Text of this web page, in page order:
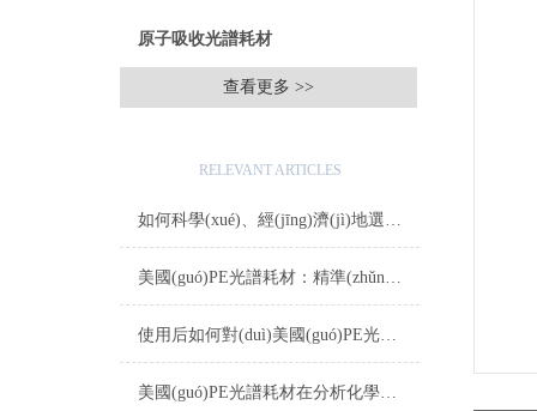
原子吸收光譜耗材
查看更多 >>
RELEVANT ARTICLES
如何科學(xué)、經(jīng)濟(jì)地選配美國(guó)PE光譜耗材？
美國(guó)PE光譜耗材：精準(zhǔn)分析的得力助手
使用后如何對(duì)美國(guó)PE光譜耗材進(jìn)行正確的清潔和保養(yǎng)？
美國(guó)PE光譜耗材在分析化學(xué)中的多樣化應(yīng)用與技術(shù)進(jìn)展